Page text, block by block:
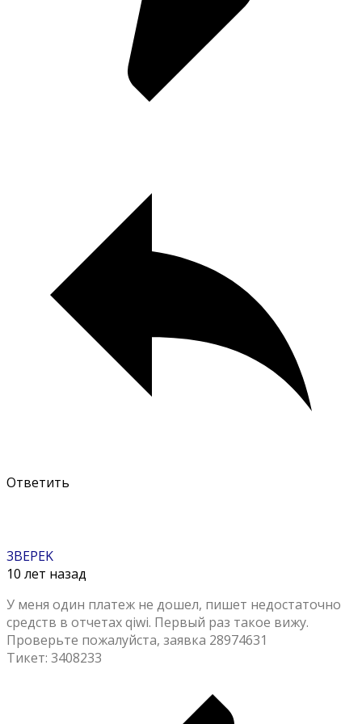
Ответить
3BEPEK
10 лет назад
У меня один платеж не дошел, пишет недостаточно
средств в отчетах qiwi. Первый раз такое вижу.
Проверьте пожалуйста, заявка 28974631
Тикет: 3408233